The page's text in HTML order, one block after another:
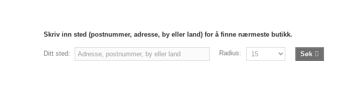
Skriv inn sted (postnummer, adresse, by eller land) for å finne nærmeste butikk.
Ditt sted: Radius: Søk